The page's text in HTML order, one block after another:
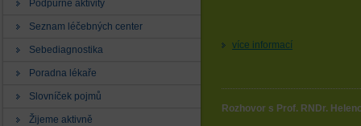
Podpůrné aktivity
Seznam léčebných center
Sebediagnostika
Poradna lékaře
Slovníček pojmů
Žijeme aktivně
více informací
Rozhovor s Prof. RNDr.